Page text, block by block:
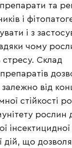
та
і
і з
чому
стресу. Склад
від
стійкості
рослин
інсектицидної
дій, що